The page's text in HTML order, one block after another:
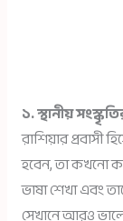
১. স্থানীয়
রাশিয়ার প্রবাসী
হবেন, তা কখনো
ভাষা শেখা এবং